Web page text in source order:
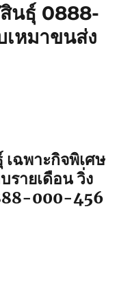
นธุ์ 0888-
หมาขนส่ง
ฉพาะกิจพิเศษ
รายเดือน วิ่ง
000-456